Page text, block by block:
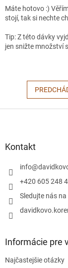
Máte hotovo :)
stojí, tak si nechte
Tip: Z této dávky
jen snižte množství
Kontakt
info@
+420 605 248
Sledujte nás
Informácie pre
Najčastejšie otázky